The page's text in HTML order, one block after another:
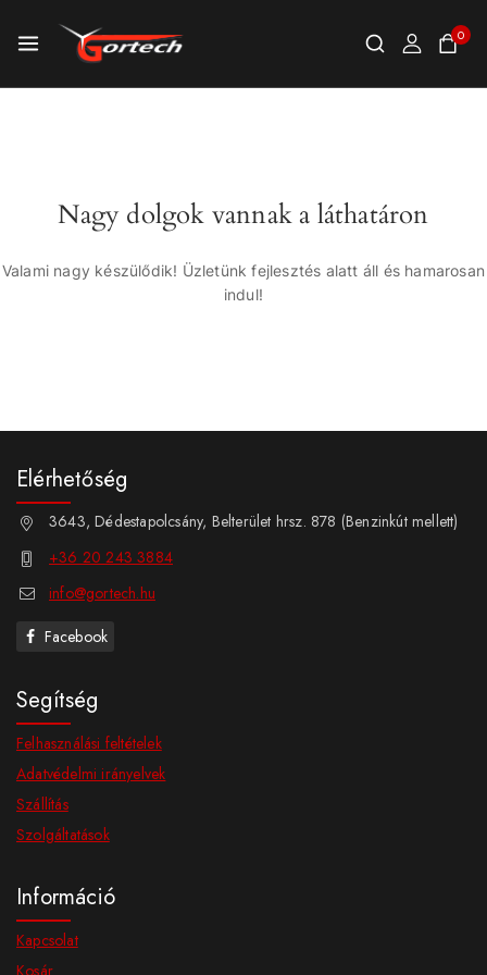
0
Nagy dolgok vannak a láthatáron
Valami nagy készülődik! Üzletünk fejlesztés alatt áll és hamarosan
indul!
Elérhetőség
3643, Dédestapolcsány, Belterület hrsz. 878 (Benzinkút mellett)
+36 20 243 3884
info@gortech.hu
Facebook
Segítség
Felhasználási feltételek
Adatvédelmi irányelvek
Szállítás
Szolgáltatások
Információ
Kapcsolat